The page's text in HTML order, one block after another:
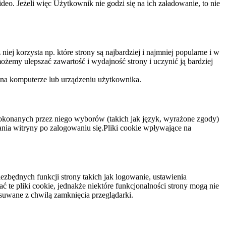
Jeżeli więc Użytkownik nie godzi się na ich załadowanie, to nie
korzysta np. które strony są najbardziej i najmniej popularne i w
ulepszać zawartość i wydajność strony i uczynić ją bardziej
komputerze lub urządzeniu użytkownika.
przez niego wyborów (takich jak język, wyrażone zgody)
witryny po zalogowaniu się.Pliki cookie wpływające na
funkcji strony takich jak logowanie, ustawienia
te pliki cookie, jednakże niektóre funkcjonalności strony mogą nie
z chwilą zamknięcia przeglądarki.